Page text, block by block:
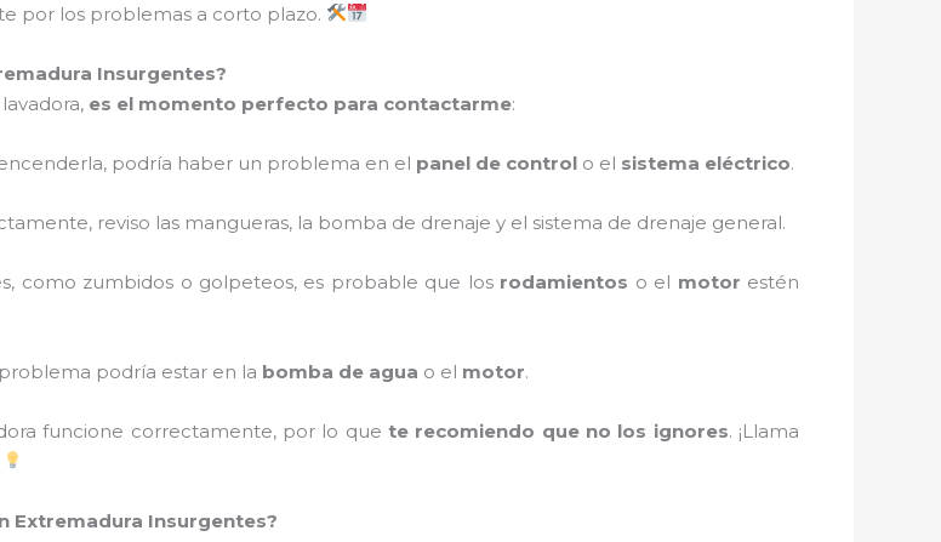
por los problemas a corto plazo.
Insurgentes?
es el momento perfecto para contactarme:
podría haber un problema en el panel de control o el sistema eléctrico.
reviso las mangueras, la bomba de drenaje y el sistema de drenaje general.
como zumbidos o golpeteos, es probable que los rodamientos o el motor estén
podría estar en la bomba de agua o el motor.
funcione correctamente, por lo que te recomiendo que no los ignores. ¡Llama
Extremadura Insurgentes?